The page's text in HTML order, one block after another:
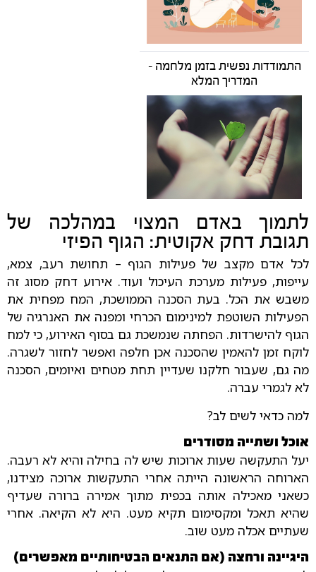
התמודדות נפשית בזמן מלחמה -
המדריך המלא
לתמוך באדם המצוי במהלכה של
תגובת דחק אקוטית: הגוף הפיזי
לכל אדם מקצב של פעילות הגוף – תחושת רעב, צמא,
עייפות, פעילות מערכת העיכול ועוד. אירוע דחק מסוג זה
משבש את הכל. בעת הסכנה הממושכת, המח מפחית את
הפעילות השוטפת למינימום הכרחי ומפנה את האנרגיה של
הגוף להישרדות. הפחתה שנמשכת גם בסוף האירוע, כי למח
לוקח זמן להאמין שהסכנה אכן חלפה ואפשר לחזור לשגרה.
מה גם, שעבור חלקנו שעדיין תחת מטחים ואיומים, הסכנה
לא לגמרי עברה.
למה כדאי לשים לב?
אוכל ושתייה מסודרים
יעל התעקשה שעות ארוכות שיש לה בחילה והיא לא רעבה.
הארוחה הראשונה הייתה אחרי התעקשות ארוכה מצידנו,
כשאני מאכילה אותה בכפית מתוך אמירה ברורה שעדיף
שהיא תאכל ומקסימום תקיא מעט. היא לא הקיאה. אחרי
שעתיים אכלה מעט שוב.
היגיינה ורחצה (אם התנאים הבטיחותיים מאפשרים)